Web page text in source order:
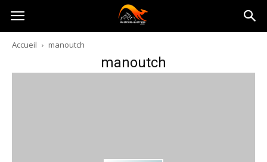
Australia-
australie.com
Accueil manoutch
manoutch